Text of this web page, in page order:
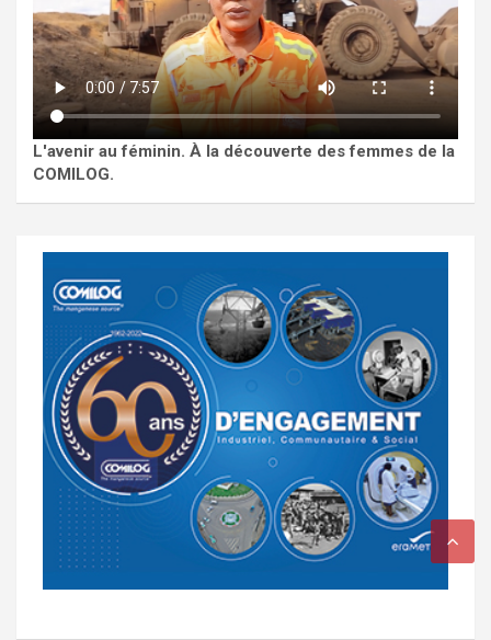
L'avenir au féminin. À la découverte des femmes de la
COMILOG.